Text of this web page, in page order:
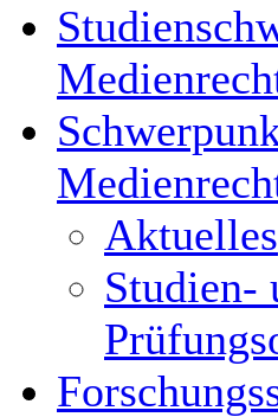
Aktuelles
Studien-